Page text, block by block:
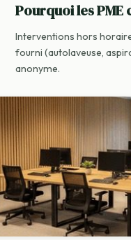
Pourquoi les PME
Interventions hors
fourni (autolaveuse,
anonyme.